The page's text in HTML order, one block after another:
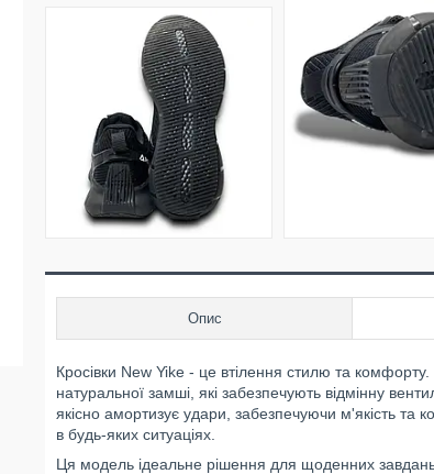
Опис
Кросівки New Yike - це втілення стилю та
натуральної замші, які забезпечують відмінну
якісно амортизує удари, забезпечуючи м'якість та
в будь-яких ситуаціях.
Ця модель ідеальне рішення для щоденних